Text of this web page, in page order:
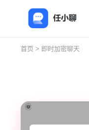
首页 > 即时加密聊天